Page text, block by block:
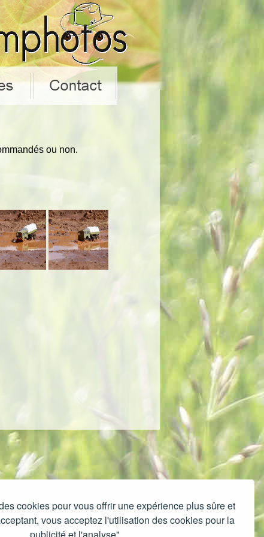
cookies pour vous offrir une expérience plus sûre et
vous acceptez l'utilisation des cookies pour la
ou non.